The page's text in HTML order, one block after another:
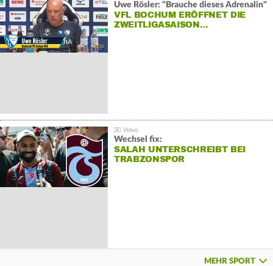
Uwe Rösler: "Brauche dieses Adrenalin"
VFL BOCHUM ERÖFFNET DIE
ZWEITLIGASAISON…
Wechsel fix:
SALAH UNTERSCHREIBT BEI
TRABZONSPOR
MEHR SPORT